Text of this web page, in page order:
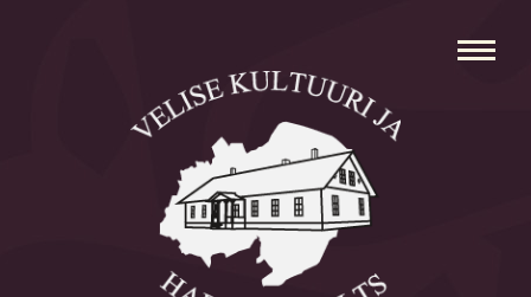
Avaleht
Aleksei Parnabas
Sillaotsa Talumuuseum